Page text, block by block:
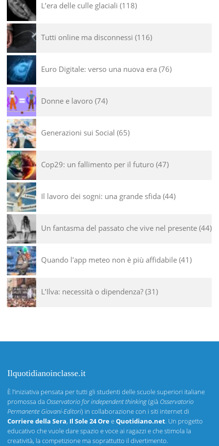
L’era delle culle glaciali 118
Tutti online ma disconnessi 116
Euro Digitale: verso una nuova era 76
Donne e lavoro 74
Generazioni sui Social 65
Cop29: un fallimento per il futuro 47
Il lavoro dei sogni: una grande sfida 44
Un fantasma del passato che vive nel presente 44
Quando l'app meteo non è più affidabile 41
L’Ilva: necessità o dipendenza? 31
Ilquotidianoinclasse.it
È l’iniziativa pensata per tutti gli studenti delle scuole superiori italiane
promossa da Osservatorio for independent thinking(già Osservatorio
Permanente Giovani-Editori) in collaborazione con i siti internet di
Corriere della Sera, Il Sole 24 OreeQuotidiano.net. Un progetto
educativo che vuole dare spazio e voce ai ragazzi e che stimola la
creatività, la competizione ma soprattutto il divertimento.